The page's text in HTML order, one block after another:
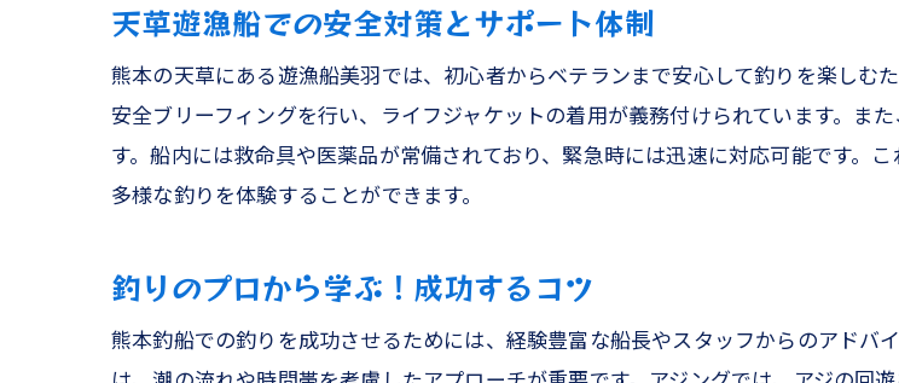
遊漁船での釣りと観光の楽しみ方
大物釣りの魅力とその楽しみ方
釣りの後に訪れたい天草のグルメスポ
アジングで育む家族の絆
ファミリー釣りに必要な準備と持ち物
天草の海での安全な釣りのために
天草遊漁船での安全対策とサポート体制
熊本の天草にある遊漁船美羽では、初心者からベテランまで安心して釣りを楽しむ
安全ブリーフィングを行い、ライフジャケットの着用が義務付けられています。ま
す。船内には救命具や医薬品が常備されており、緊急時には迅速に対応可能です。
多様な釣りを体験することができます。
釣りのプロから学ぶ！成功するコツ
熊本釣船での釣りを成功させるためには、経験豊富な船長やスタッフからのアドバ